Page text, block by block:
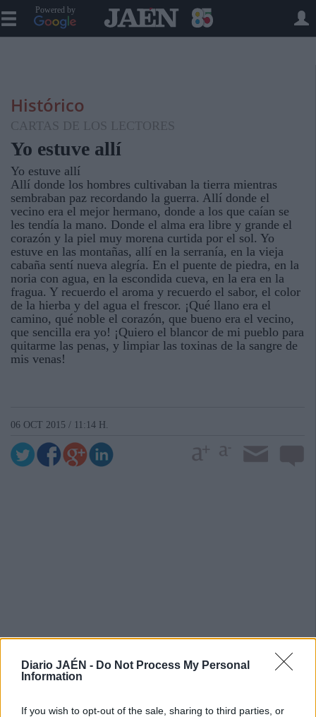
Diario JAÉN - Do Not Process My Personal
Information
If you wish to opt-out of the sale, sharing to third parties, or
Powered by
Histórico
CARTAS DE LOS LECTORES
Yo estuve allí
Yo estuve allí
Allí donde los hombres cultivaban la tierra mientras
sembraban paz recordando la guerra. Allí donde el
vecino era el mejor hermano, donde a los que caían se
les tendía la mano. Donde el alma era libre y grande el
corazón y la piel muy morena curtida por el sol. Yo
estuve en las montañas, allí en la serranía, en la vieja
cabaña sentí nueva alegría. En el puente de piedra, en la
noria con agua, en la escondida cueva, en la era en la
fragua. Y recuerdo el aroma y recuerdo el sabor, el color
de la hierba y del agua el frescor. ¡Qué llano era el
camino, qué noble el corazón, que bueno era el vecino,
que sencilla era yo! ¡Quiero el blancor de mi pueblo para
quitarme las penas, y limpiar las toxinas de la sangre de
mis venas!
06 OCT 2015 / 11:14 H.